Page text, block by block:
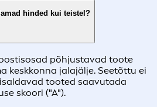
hinded kui teistel?
põhjustavad toote
keskkonna jalajälje. Seetõttu ei
tooted saavutada
skoori ("A").